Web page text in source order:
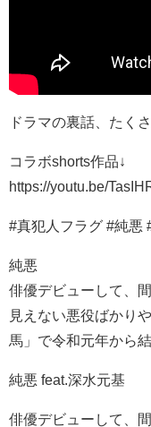
ドラマの裏話、たく
コラボshorts作品↓
https://youtu.be/
#真犯人フラグ #純悪
純悪
俳優デビューして、
見えない悪役ばかり
馬」で令和元年から
純悪 feat.深水元基
俳優デビューして、